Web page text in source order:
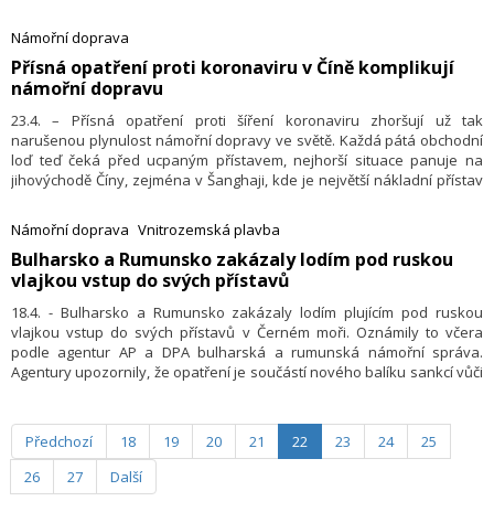
zisku na letošní rok. Prognóza Maersku bude patrně vnímána jako
negativní signál pro světovou ekonomiku, uvedla společnost
Alphaliner.
Námořní doprava
​Přísná opatření proti koronaviru v Číně komplikují
námořní dopravu
23.4. – Přísná opatření proti šíření koronaviru zhoršují už tak
narušenou plynulost námořní dopravy ve světě. Každá pátá obchodní
loď teď čeká před ucpaným přístavem, nejhorší situace panuje na
jihovýchodě Číny, zejména v Šanghaji, kde je největší nákladní přístav
Námořní doprava Vnitrozemská plavba
Bulharsko a Rumunsko zakázaly lodím pod ruskou
vlajkou vstup do svých přístavů
18.4. - Bulharsko a Rumunsko zakázaly lodím plujícím pod ruskou
vlajkou vstup do svých přístavů v Černém moři. Oznámily to včera
podle agentur AP a DPA bulharská a rumunská námořní správa.
Agentury upozornily, že opatření je součástí nového balíku sankcí vůči
Předchozí 18 19 20 21 22 23 24
25
26
27 Další